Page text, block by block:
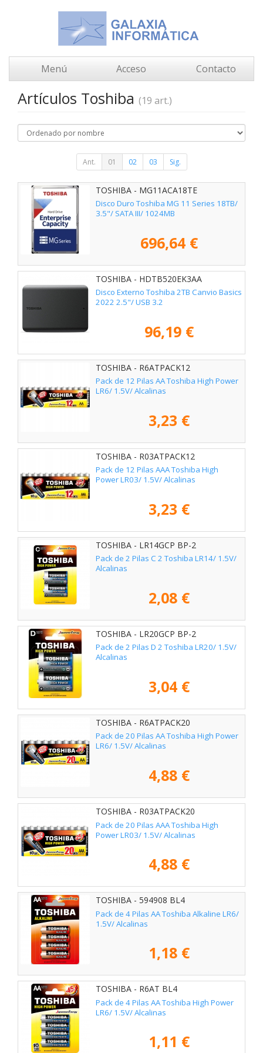
Menú Acceso Contacto
Artículos Toshiba (19 art.)
Ant. 01 02 03 Sig.
TOSHIBA - MG11ACA18TE
Disco Duro Toshiba MG 11 Series 18TB/
3.5"/ SATA III/ 1024MB
696,64 €
TOSHIBA - HDTB520EK3AA
Disco Externo Toshiba 2TB Canvio Basics
2022 2.5"/ USB 3.2
96,19 €
TOSHIBA - R6ATPACK12
Pack de 12 Pilas AA Toshiba High Power
LR6/ 1.5V/ Alcalinas
3,23 €
TOSHIBA - R03ATPACK12
Pack de 12 Pilas AAA Toshiba High
Power LR03/ 1.5V/ Alcalinas
3,23 €
TOSHIBA - LR14GCP BP-2
Pack de 2 Pilas C 2 Toshiba LR14/ 1.5V/
Alcalinas
2,08 €
TOSHIBA - LR20GCP BP-2
Pack de 2 Pilas D 2 Toshiba LR20/ 1.5V/
Alcalinas
3,04 €
TOSHIBA - R6ATPACK20
Pack de 20 Pilas AA Toshiba High Power
LR6/ 1.5V/ Alcalinas
4,88 €
TOSHIBA - R03ATPACK20
Pack de 20 Pilas AAA Toshiba High
Power LR03/ 1.5V/ Alcalinas
4,88 €
TOSHIBA - 594908 BL4
Pack de 4 Pilas AA Toshiba Alkaline LR6/
1.5V/ Alcalinas
1,18 €
TOSHIBA - R6AT BL4
Pack de 4 Pilas AA Toshiba High Power
LR6/ 1.5V/ Alcalinas
1,11 €